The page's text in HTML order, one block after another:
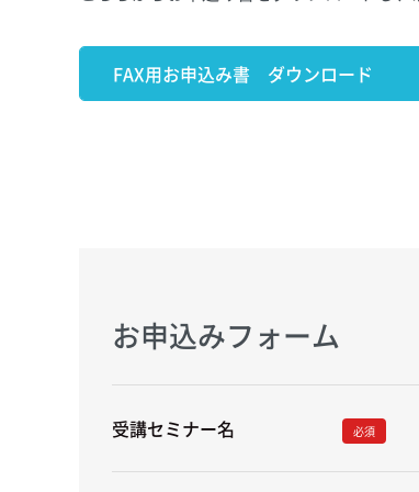
FAX用お申込み書 ダウンロード
お申込みフォーム
受講セミナー名 必須